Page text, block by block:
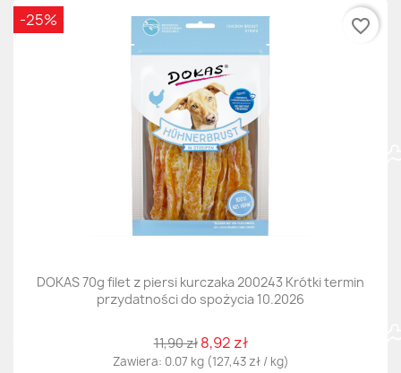
DOKAS 70g filet z piersi kurczaka 200243 Krótki termin
przydatności do spożycia 10.2026
11,90 zł 8,92 zł
Zawiera: 0.07 kg (127,43 zł / kg)
-25% favorite_border